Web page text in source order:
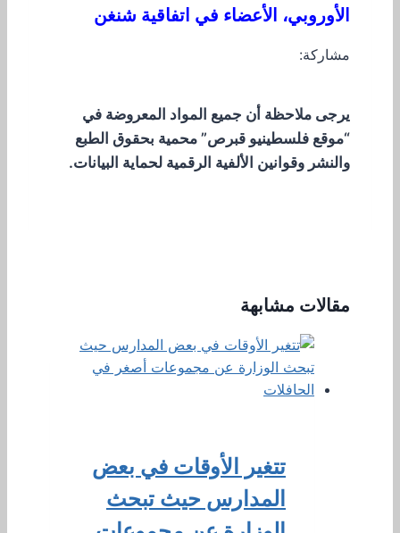
الأوروبي، الأعضاء في اتفاقية شنغن
مشاركة:
يرجى ملاحظة أن جميع المواد المعروضة في
“موقع فلسطينيو قبرص” محمية بحقوق الطبع
والنشر وقوانين الألفية الرقمية لحماية البيانات.
مقالات مشابهة
تتغير الأوقات في بعض
المدارس حيث تبحث